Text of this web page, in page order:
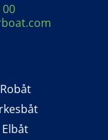
00
Robåt
Elbåt